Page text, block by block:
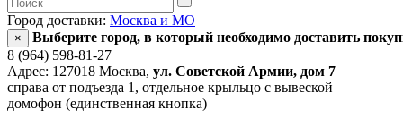
Город доставки: Москва и МО
×
Выберите город, в который необходимо доставить
8 (964) 598-81-27
Адрес: 127018 Москва, ул. Советской Армии, дом 7
справа от подъезда 1, отдельное крыльцо с вывеской
домофон (единственная кнопка)